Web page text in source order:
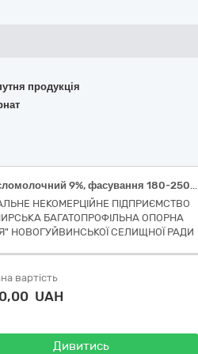
продукція
Сир кисломолочний 9%, фасування 180-250г, Сир твердий 50%, ДСТУ 6003/ДСТУ 4421
НЕКОМЕРЦІЙНЕ ПІДПРИЄМСТВО
БАГАТОПРОФІЛЬНА ОПОРНА
НОВОГУЙВИНСЬКОЇ СЕЛИЩНОЇ РАДИ
вартість
UAH
Дивитись